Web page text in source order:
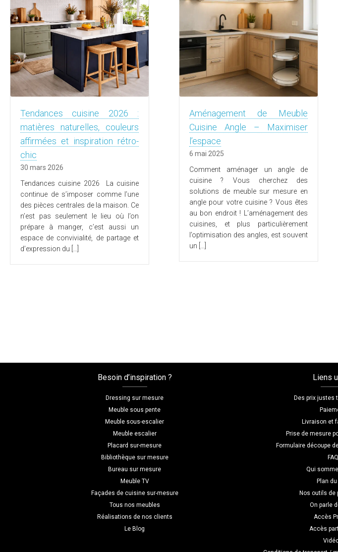
Tendances cuisine 2026 :
matières naturelles, couleurs
affirmées et inspiration rétro-
chic
30 mars 2026
Tendances cuisine 2026 La cuisine
continue de s’imposer comme l’une
des pièces centrales de la maison. Ce
n’est pas seulement le lieu où l’on
prépare à manger, c’est aussi un
espace de convivialité, de partage et
d’expression du […]
Aménagement de Meuble
Cuisine Angle – Maximiser
l’espace
6 mai 2025
Comment aménager un angle de
cuisine ? Vous cherchez des
solutions de meuble sur mesure en
angle pour votre cuisine ? Vous êtes
au bon endroit ! L’aménagement des
cuisines, et plus particulièrement
l’optimisation des angles, est souvent
un […]
Besoin d’inspiration ?
Dressing sur mesure
Meuble sous pente
Meuble sous-escalier
Meuble escalier
Placard sur-mesure
Bibliothèque sur mesure
Bureau sur mesure
Meuble TV
Façades de cuisine sur-mesure
Tous nos meubles
Réalisations de nos clients
Le Blog
Liens
Des prix justes
Livraison et
Prise de mesure
Formulaire découpe
FAQ
Qui
Plan
Nos outils de
On parle
Accès
Accès